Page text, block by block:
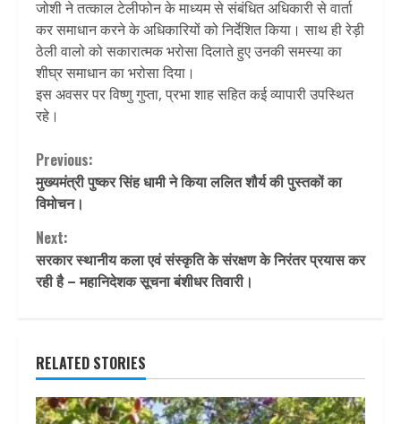
जोशी ने तत्काल टेलीफोन के माध्यम से संबंधित अधिकारी से वार्ता
कर समाधान करने के अधिकारियों को निर्देशित किया। साथ ही रेड़ी
ठेली वालो को सकारात्मक भरोसा दिलाते हुए उनकी समस्या का
शीघ्र समाधान का भरोसा दिया।
इस अवसर पर विष्णु गुप्ता, प्रभा शाह सहित कई व्यापारी उपस्थित
रहे।
Continue
Reading
Previous:
मुख्यमंत्री पुष्कर सिंह धामी ने किया ललित शौर्य की पुस्तकों का
विमोचन।
Next:
सरकार स्थानीय कला एवं संस्कृति के संरक्षण के निरंतर प्रयास कर
रही है – महानिदेशक सूचना बंशीधर तिवारी।
RELATED STORIES